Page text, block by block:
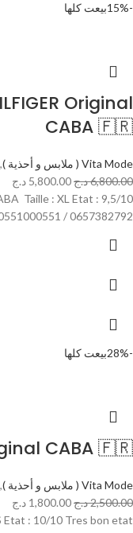
-15% بيعت كلها
Original
CABA 🇫🇷
Vita Mode ( ملابس و أحذية ) ,
6,800.00د.ج5,800.00 د.ج
Taille : XL Etat : 9,5/10
/ 0657382792
-28% بيعت كلها
CABA 🇫🇷
Vita Mode ( ملابس و أحذية ) ,
2,500.00د.ج1,800.00 د.ج
: 10/10 Tres bon etat .